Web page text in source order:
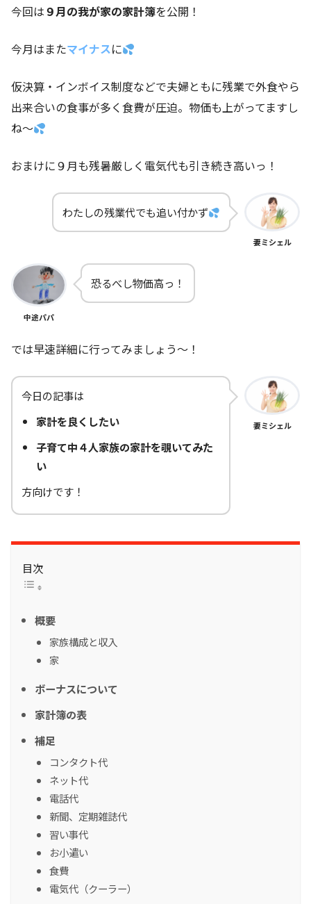
今回は９月の我が家の家計簿を公開！
今月はまたマイナスに
仮決算・インボイス制度などで夫婦ともに残業で外食やら
出来合いの食事が多く食費が圧迫。物価も上がってますし
ね～
おまけに９月も残暑厳しく電気代も引き続き高いっ！
わたしの残業代でも追い付かず
妻ミシェル
中途パパ
恐るべし物価高っ！
では早速詳細に行ってみましょう～！
今日の記事は
家計を良くしたい
子育て中４人家族の家計を覗いてみた
い
方向けです！
妻ミシェル
目次
概要
家族構成と収入
家
ボーナスについて
家計簿の表
補足
コンタクト代
ネット代
電話代
新聞、定期雑誌代
習い事代
お小遣い
食費
電気代（クーラー）